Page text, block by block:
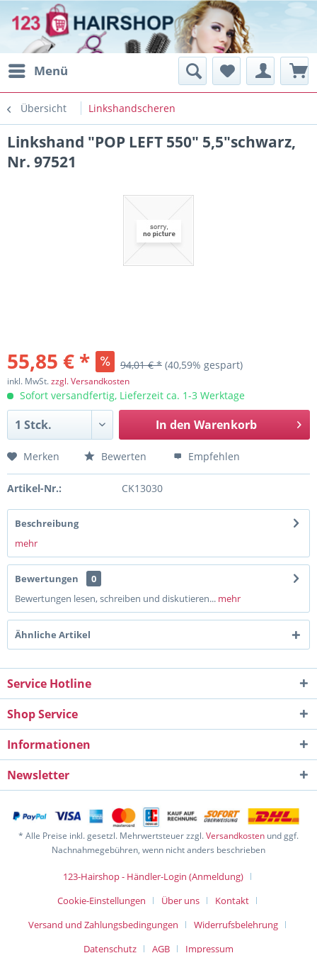
Menü
Übersicht Linkshandscheren
Linkshand "POP LEFT 550" 5,5"schwarz,
Nr. 97521
55,85 € * 94,01 € * (40,59% gespart)
inkl. MwSt.zzgl. Versandkosten
Sofort versandfertig, Lieferzeit ca. 1-3 Werktage
In den Warenkorb
Merken Bewerten Empfehlen
Artikel-Nr.: CK13030
Beschreibung
mehr
Bewertungen
0
Bewertungen lesen, schreiben und diskutieren... mehr
Ähnliche Artikel
Service Hotline
Shop Service
Informationen
Newsletter
* Alle Preise inkl. gesetzl. Mehrwertsteuer zzgl.Versandkosten und ggf.
Nachnahmegebühren, wenn nicht anders beschrieben
123-Hairshop - Händler-Login (Anmeldung)
Cookie-Einstellungen
Über uns
Kontakt
Versand und Zahlungsbedingungen
Widerrufsbelehrung
Datenschutz
AGB Impressum